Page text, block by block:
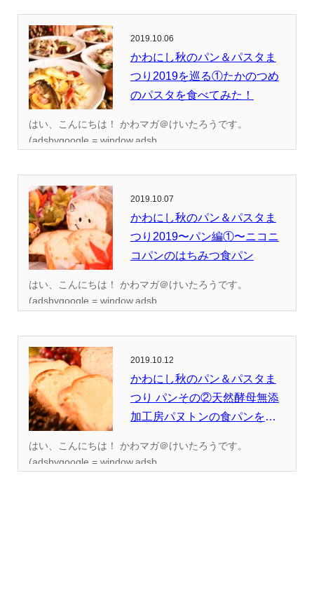
2019.10.06
かわにし秋のパン＆パスタま
つり2019を巡る①たかのつめ
のパスタを食べてみた！
はい、こんにちは！ かわマガ＠けいたろうです。
(adsbygoogle = window.adsb...
2019.10.07
かわにし秋のパン＆パスタま
つり2019〜パン編①〜ニコニ
コパンのはちみつ食パン
はい、こんにちは！ かわマガ＠けいたろうです。
(adsbygoogle = window.adsb...
2019.10.12
かわにし秋のパン＆パスタま
つり パンその②天然酵母無添
加工房パヌトンの食パンを食
はい、こんにちは！ かわマガ＠けいたろうです。
(adsbygoogle = window.adsb...